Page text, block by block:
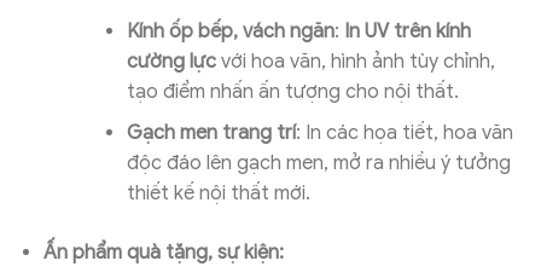
Kính ốp bếp, vách ngăn: In UV trên kính
cường lựcvới hoa văn, hình ảnh tùy chỉnh,
tạo điểm nhấn ấn tượng cho nội thất.
Gạch men trang trí: In các họa tiết, hoa văn
độc đáo lên gạch men, mở ra nhiều ý tưởng
thiết kế nội thất mới.
Ấn phẩm quà tặng, sự kiện: